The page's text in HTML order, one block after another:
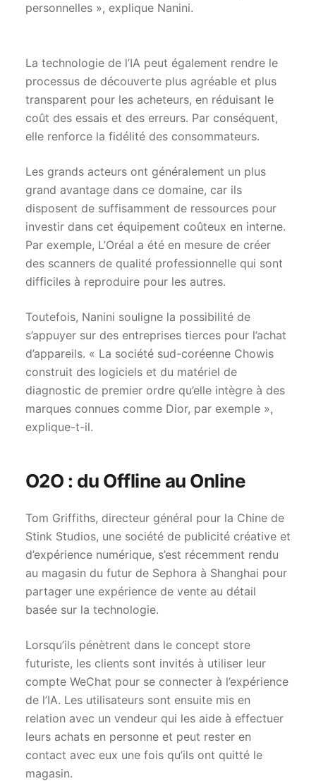
personnelles », explique Nanini.
La technologie de l’IA peut également rendre le
processus de découverte plus agréable et plus
transparent pour les acheteurs, en réduisant le
coût des essais et des erreurs. Par conséquent,
elle renforce la fidélité des consommateurs.
Les grands acteurs ont généralement un plus
grand avantage dans ce domaine, car ils
disposent de suffisamment de ressources pour
investir dans cet équipement coûteux en interne.
Par exemple, L’Oréal a été en mesure de créer
des scanners de qualité professionnelle qui sont
difficiles à reproduire pour les autres.
Toutefois, Nanini souligne la possibilité de
s’appuyer sur des entreprises tierces pour l’achat
d’appareils. « La société sud-coréenne Chowis
construit des logiciels et du matériel de
diagnostic de premier ordre qu’elle intègre à des
marques connues comme Dior, par exemple »,
explique-t-il.
O2O : du Offline au Online
Tom Griffiths, directeur général pour la Chine de
Stink Studios, une société de publicité créative et
d’expérience numérique, s’est récemment rendu
au magasin du futur de Sephora à Shanghai pour
partager une expérience de vente au détail
basée sur la technologie.
Lorsqu’ils pénètrent dans le concept store
futuriste, les clients sont invités à utiliser leur
compte WeChat pour se connecter à l’expérience
de l’IA. Les utilisateurs sont ensuite mis en
relation avec un vendeur qui les aide à effectuer
leurs achats en personne et peut rester en
contact avec eux une fois qu’ils ont quitté le
magasin.